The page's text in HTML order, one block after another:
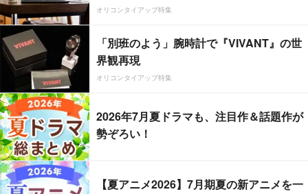
オリコンタイアップ特集
「別班のよう」腕時計で『VIVANT』の世
界観再現
オリコンタイアップ特集
2026年7月夏ドラマも、注目作＆話題作が
勢ぞろい！
【夏アニメ2026】7月期夏の新アニメを一